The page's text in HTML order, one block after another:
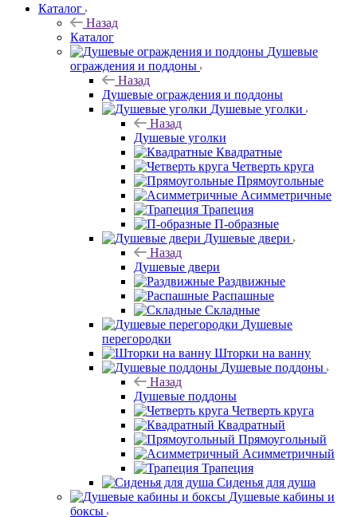
Каталог
Назад
Каталог
Душевые
ограждения и поддоны
Назад
Душевые ограждения и поддоны
Душевые уголки
Назад
Душевые уголки
Квадратные
Четверть круга
Прямоугольные
Асимметричные
Трапеция
П-образные
Душевые двери
Назад
Душевые двери
Раздвижные
Распашные
Складные
Душевые
перегородки
Шторки на ванну
Душевые поддоны
Назад
Душевые поддоны
Четверть круга
Квадратный
Прямоугольный
Асимметричный
Трапеция
Сиденья для душа
Душевые кабины и
боксы